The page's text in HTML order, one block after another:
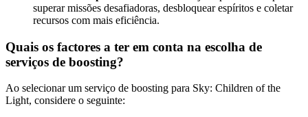
superar missões desafiadoras, desbloquear espíritos e coletar
recursos com mais eficiência.
Quais os factores a ter em conta na escolha de
serviços de boosting?
Ao selecionar um serviço de boosting para Sky: Children of the
Light, considere o seguinte: